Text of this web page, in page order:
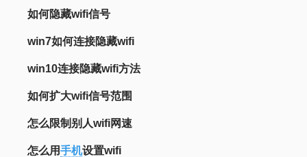
如何隐藏wifi信号
win7如何连接隐藏wifi
win10连接隐藏wifi方法
如何扩大wifi信号范围
怎么限制别人wifi网速
怎么用手机设置wifi